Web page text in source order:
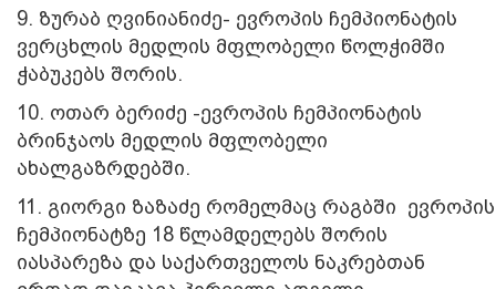
9. ზურაბ ღვინიანიძე- ევროპის ჩემპიონატის
ვერცხლის მედლის მფლობელი წოლჭიმში
ჭაბუკებს შორის.
10. ოთარ ბერიძე -ევროპის ჩემპიონატის
ბრინჯაოს მედლის მფლობელი
ახალგაზრდებში.
11. გიორგი ზაზაძე რომელმაც რაგბში ევროპის
ჩემპიონატზე 18 წლამდელებს შორის
იასპარეზა და საქართველოს ნაკრებთან